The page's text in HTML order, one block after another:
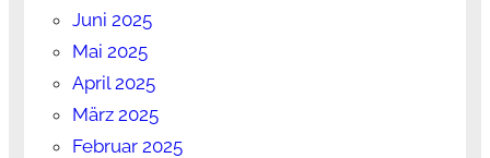
Juni 2025
Mai 2025
April 2025
März 2025
Februar 2025